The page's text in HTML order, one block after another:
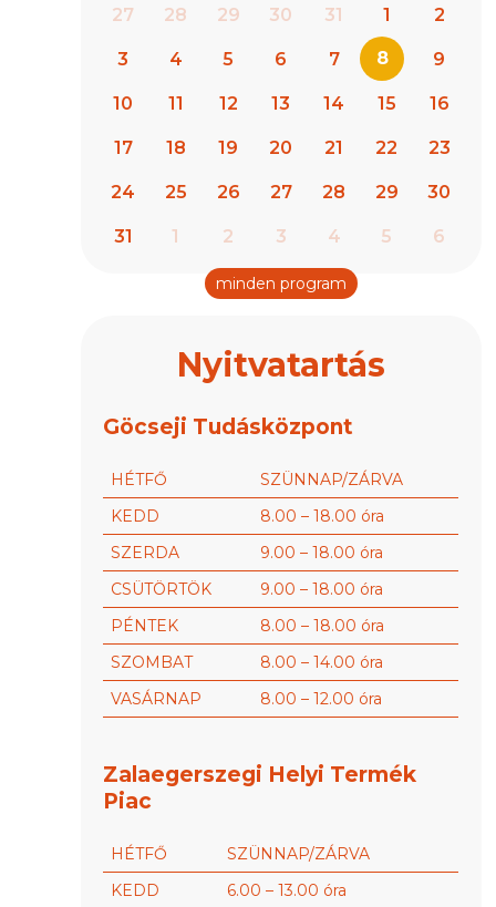
27 28 29 30 31 1 2
3 4 5 6 7 8 9
10 11 12 13 14 15 16
17 18 19 20 21 22 23
24 25 26 27 28 29 30
31 1 2 3 4 5 6
minden program
Nyitvatartás
Göcseji Tudásközpont
HÉTFŐ
SZÜNNAP/ZÁRVA
KEDD
8.00 – 18.00 óra
SZERDA
9.00 – 18.00 óra
CSÜTÖRTÖK
9.00 – 18.00 óra
PÉNTEK
8.00 – 18.00 óra
SZOMBAT
8.00 – 14.00 óra
VASÁRNAP
8.00 – 12.00 óra
Zalaegerszegi Helyi Termék
Piac
HÉTFŐ
SZÜNNAP/ZÁRVA
KEDD
6.00 – 13.00 óra